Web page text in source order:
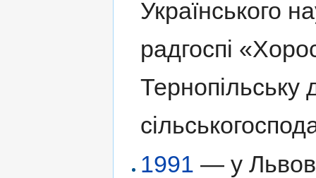
Українського
радгоспі
Тернопільську
1991 — у